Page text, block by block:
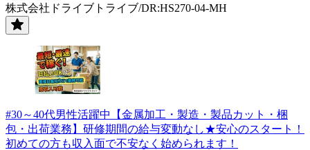
株式会社ドライブトライブ/DR:HS270-04-MH
#30～40代男性活躍中【金属加工・製造・製品カット・梱
包・出荷業務】研修期間の給与変動なし★安心のスタート！
初めての方も収入面で不安なく始められます！